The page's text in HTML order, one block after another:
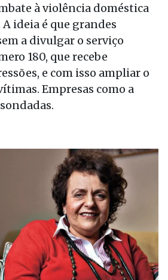
à violência doméstica
ideia é que grandes
a divulgar o serviço
180, que recebe
e com isso ampliar o
Empresas como a